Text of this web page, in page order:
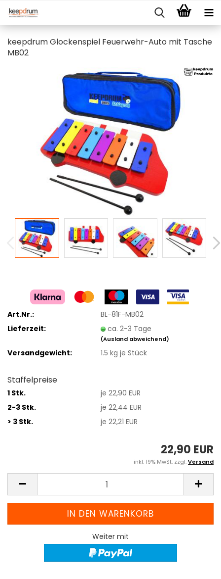
keepdrum Glockenspiel Feuerwehr-Auto mit Tasche
MB02
Art.Nr.:
BL-81F-MB02
Lieferzeit:
ca. 2-3 Tage
(Ausland abweichend)
Versandgewicht: 1.5 kg je Stück
Staffelpreise
1 Stk.
je 22,90 EUR
2-3 Stk.
je 22,44 EUR
> 3 Stk.
je 22,21 EUR
22,90 EUR
inkl. 19% MwSt. zzgl.Versand
Weiter mit